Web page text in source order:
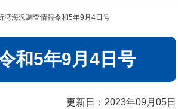
湾海況調査情報令和5年9月4日号
和5年9月4日号
更新日：2023年09月05日